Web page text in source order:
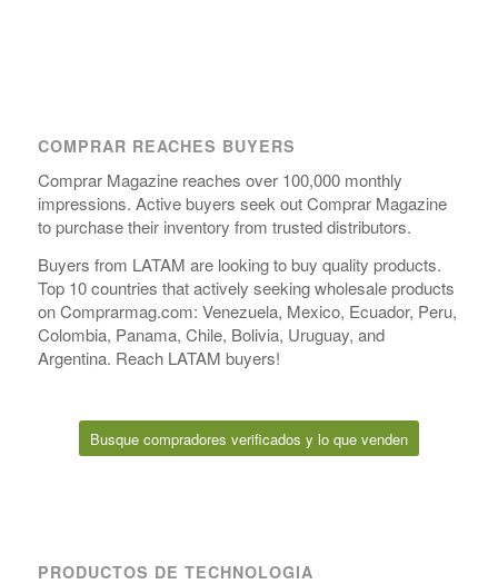
COMPRAR REACHES BUYERS
Comprar Magazine reaches over 100,000 monthly
impressions. Active buyers seek out Comprar Magazine
to purchase their inventory from trusted distributors.
Buyers from LATAM are looking to buy quality products.
Top 10 countries that actively seeking wholesale products
on Comprarmag.com: Venezuela, Mexico, Ecuador, Peru,
Colombia, Panama, Chile, Bolivia, Uruguay, and
Argentina. Reach LATAM buyers!
Busque compradores verificados y lo que venden
PRODUCTOS DE TECHNOLOGIA